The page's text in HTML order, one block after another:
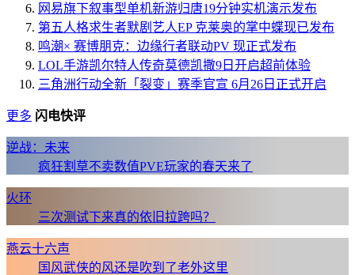
网易旗下叙事型单机新游归唐19分钟实机演示发布
第五人格求生者默剧艺人EP 克莱奥的掌中蝶现已发布
鸣潮× 赛博朋克：边缘行者联动PV 现正式发布
LOL手游凯尔特人传奇莫德凯撒9日开启超前体验
三角洲行动全新「裂变」赛季官宣 6月26日正式开启
更多 闪电快评
逆战：未来
疯狂割草不卖数值PVE玩家的春天来了
火环
三次测试下来真的依旧拉跨吗？
燕云十六声
国风武侠的风还是吹到了老外这里